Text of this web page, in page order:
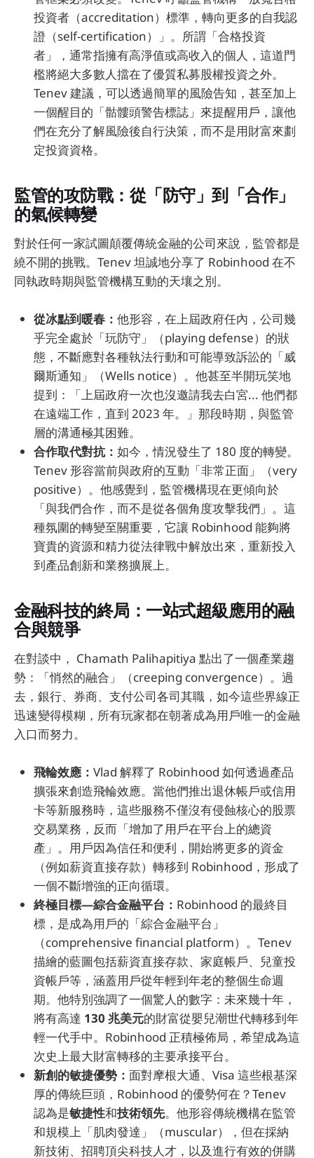
投資者（accreditation）標準，轉向更多的自我認
證（self-certification）」。所謂「合格投資
者」，通常指擁有高淨值或高收入的個人，這道門
檻將絕大多數人擋在了優質私募股權投資之外。
Tenev 建議，可以透過簡單的風險告知，甚至加上
一個醒目的「骷髏頭警告標誌」來提醒用戶，讓他
們在充分了解風險後自行決策，而不是用財富來劃
定投資資格。
監管的攻防戰：從「防守」到「合作」
的氣候轉變
對於任何一家試圖顛覆傳統金融的公司來說，監管都是
繞不開的挑戰。Tenev 坦誠地分享了 Robinhood 在不
同執政時期與監管機構互動的天壤之別。
從冰點到暖春： 他形容，在上屆政府任內，公司幾
乎完全處於「玩防守」（playing defense）的狀
態，不斷應對各種執法行動和可能導致訴訟的「威
爾斯通知」（Wells notice）。他甚至半開玩笑地
提到：「上屆政府一次也沒邀請我去白宮... 他們都
在遠端工作，直到 2023 年。」那段時期，與監管
層的溝通極其困難。
合作取代對抗： 如今，情況發生了 180 度的轉變。
Tenev 形容當前與政府的互動「非常正面」（very
positive）。他感覺到，監管機構現在更傾向於
「與我們合作，而不是從各個角度攻擊我們」。這
種氛圍的轉變至關重要，它讓 Robinhood 能夠將
寶貴的資源和精力從法律戰中解放出來，重新投入
到產品創新和業務擴展上。
金融科技的終局：一站式超級應用的融
合與競爭
在對談中， Chamath Palihapitiya 點出了一個產業趨
勢：「悄然的融合」（creeping convergence）。過
去，銀行、券商、支付公司各司其職，如今這些界線正
迅速變得模糊，所有玩家都在朝著成為用戶唯一的金融
入口而努力。
飛輪效應： Vlad 解釋了 Robinhood 如何透過產品
擴張來創造飛輪效應。當他們推出退休帳戶或信用
卡等新服務時，這些服務不僅沒有侵蝕核心的股票
交易業務，反而「增加了用戶在平台上的總資
產」。用戶因為信任和便利，開始將更多的資金
（例如薪資直接存款）轉移到 Robinhood，形成了
一個不斷增強的正向循環。
終極目標—綜合金融平台： Robinhood 的最終目
標，是成為用戶的「綜合金融平台」
（comprehensive financial platform）。Tenev
描繪的藍圖包括薪資直接存款、家庭帳戶、兒童投
資帳戶等，涵蓋用戶從年輕到年老的整個生命週
期。他特別強調了一個驚人的數字：未來幾十年，
將有高達 130 兆美元的財富從嬰兒潮世代轉移到年
輕一代手中。Robinhood 正積極佈局，希望成為這
次史上最大財富轉移的主要承接平台。
新創的敏捷優勢： 面對摩根大通、Visa 這些根基深
厚的傳統巨頭，Robinhood 的優勢何在？Tenev
認為是敏捷性和技術領先。他形容傳統機構在監管
和規模上「肌肉發達」（muscular），但在採納
新技術、招聘頂尖科技人才，以及進行有效的併購